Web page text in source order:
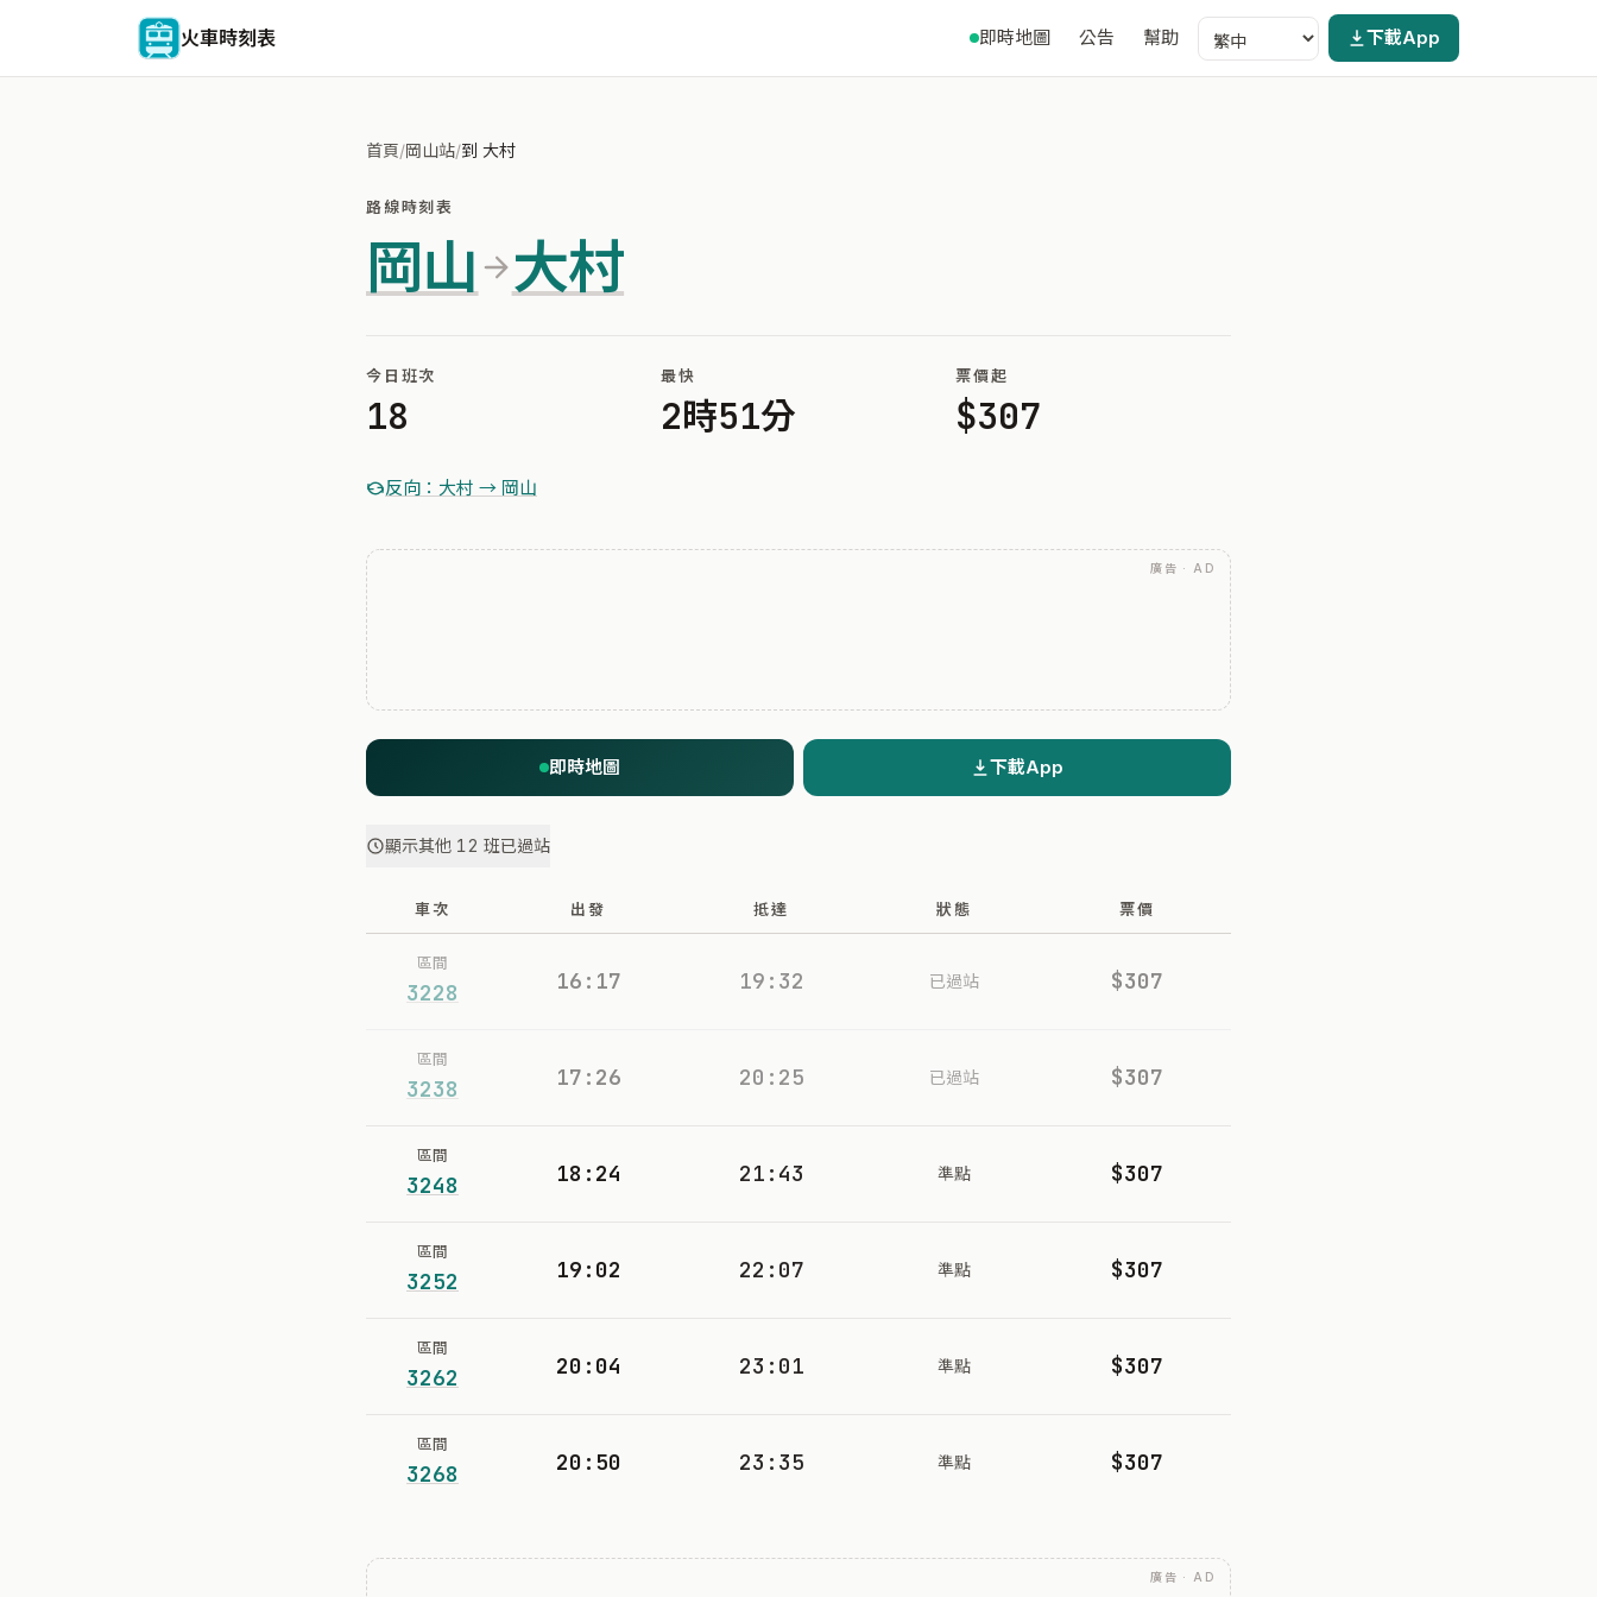
火車時刻表 即時地圖 公告 幫助 下載App
首頁/岡山站/到 大村
路線時刻表
岡山 大村
今日班次
18
最快
2時51分
票價起
$307
反向：大村 → 岡山
廣告 · AD
即時地圖 下載App
顯示其他 12 班已過站
車次 出發 抵達 狀態 票價
區間
3228 16:17 19:32 已過站 $307
區間
3238 17:26 20:25 已過站 $307
區間
3248 18:24 21:43 準點 $307
區間
3252 19:02 22:07 準點 $307
區間
3262 20:04 23:01 準點 $307
區間
3268 20:50 23:35 準點 $307
廣告 · AD